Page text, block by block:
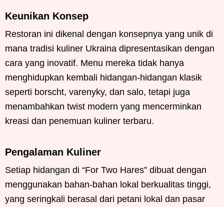
Keunikan Konsep
Restoran ini dikenal dengan konsepnya yang unik di
mana tradisi kuliner Ukraina dipresentasikan dengan
cara yang inovatif. Menu mereka tidak hanya
menghidupkan kembali hidangan-hidangan klasik
seperti borscht, varenyky, dan salo, tetapi juga
menambahkan twist modern yang mencerminkan
kreasi dan penemuan kuliner terbaru.
Pengalaman Kuliner
Setiap hidangan di “For Two Hares” dibuat dengan
menggunakan bahan-bahan lokal berkualitas tinggi,
yang seringkali berasal dari petani lokal dan pasar